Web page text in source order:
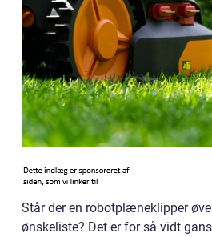
Står der en robotplæneklipper
ønskeliste? Det er for så vidt